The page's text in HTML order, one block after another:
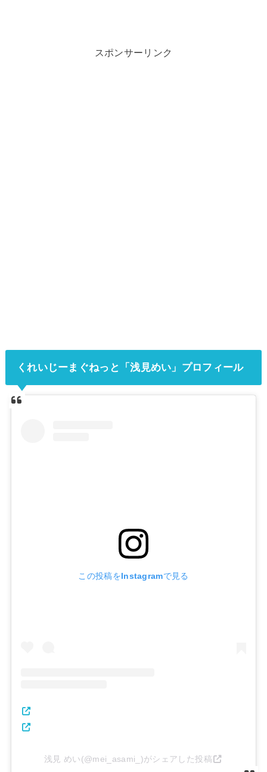
スポンサーリンク
くれいじーまぐねっと「浅見めい」プロフィール
この投稿をInstagramで見る
浅見 めい(@mei_asami_)がシェアした投稿